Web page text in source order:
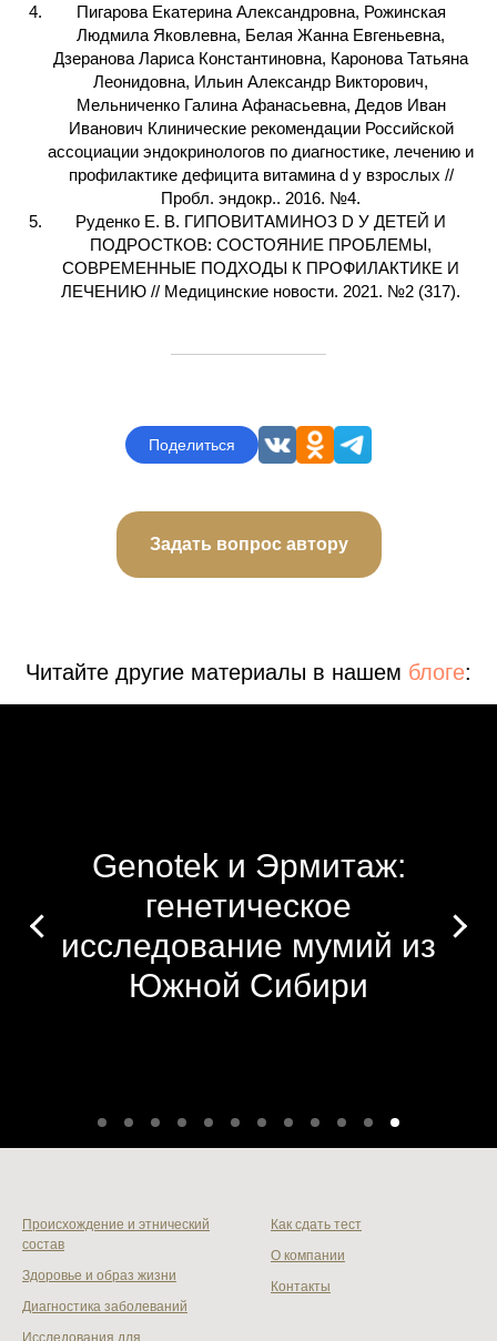
Пигарова Екатерина Александровна, Рожинская
Людмила Яковлевна, Белая Жанна Евгеньевна,
Дзеранова Лариса Константиновна, Каронова Татьяна
Леонидовна, Ильин Александр Викторович,
Мельниченко Галина Афанасьевна, Дедов Иван
Иванович Клинические рекомендации Российской
ассоциации эндокринологов по диагностике, лечению и
профилактике дефицита витамина d у взрослых //
Пробл. эндокр.. 2016. №4.
Руденко Е. В. ГИПОВИТАМИНОЗ D У ДЕТЕЙ И
ПОДРОСТКОВ: СОСТОЯНИЕ ПРОБЛЕМЫ,
СОВРЕМЕННЫЕ ПОДХОДЫ К ПРОФИЛАКТИКЕ И
ЛЕЧЕНИЮ // Медицинские новости. 2021. №2 (317).
Поделиться
Задать вопрос автору
Читайте другие материалы в нашем блоге:
Genotek и Эрмитаж:
генетическое
исследование мумий из
Южной Сибири
Происхождение и этнический
состав
Здоровье и образ жизни
Диагностика заболеваний
Исследования для
Как сдать тест
О компании
Контакты